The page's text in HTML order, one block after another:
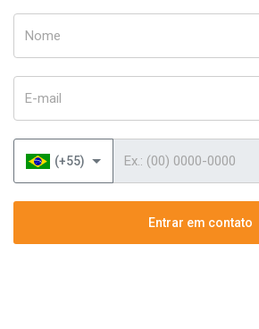
(+55)
Entrar em contato